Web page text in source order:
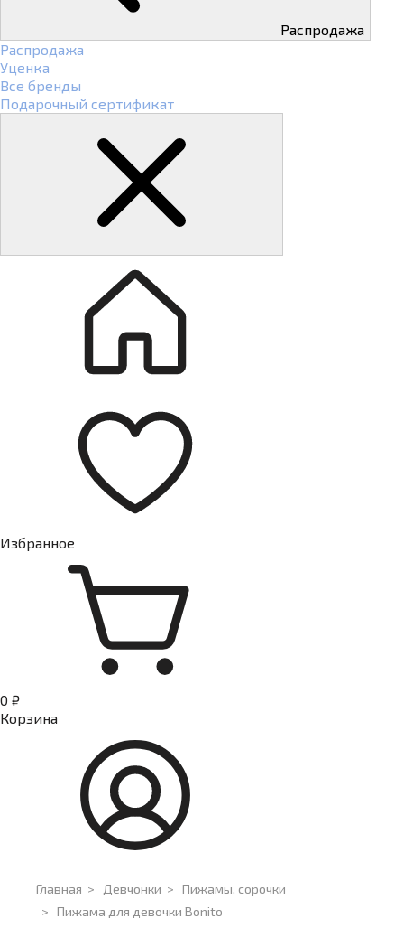
Распродажа
Распродажа
Уценка
Все бренды
Подарочный сертификат
Избранное
0 ₽
Корзина
Главная > Девчонки > Пижамы, сорочки
> Пижама для девочки Bonito